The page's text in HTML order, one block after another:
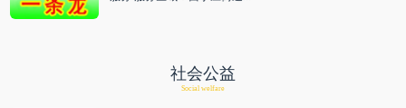
社会公益
Social welfare